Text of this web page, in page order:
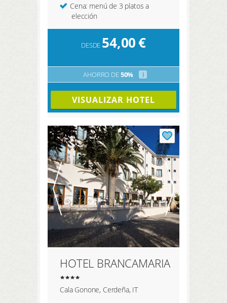
Cena: menú de 3 platos a
elección
DESDE 54,00€
AHORRO DE50% i
VISUALIZAR HOTEL
HOTEL BRANCAMARIA
Cala Gonone, Cerdeña, IT